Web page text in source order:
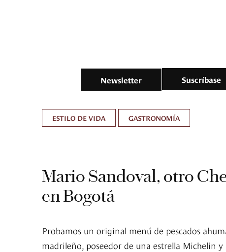
Newsletter Suscríbase
ESTILO DE VIDA GASTRONOMÍA
Mario Sandoval, otro
en Bogotá
Probamos un original menú de pescados
madrileño, poseedor de una estrella Michelin